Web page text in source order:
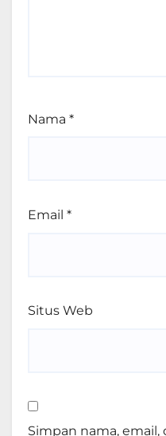
Nama *
Email *
Situs Web
Simpan nama, email,